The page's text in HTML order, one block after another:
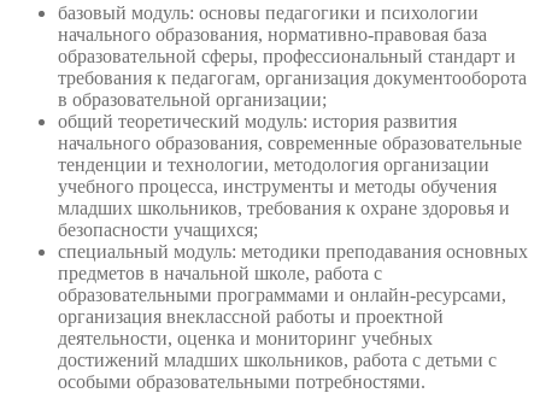
базовый модуль: основы педагогики и психологии
начального образования, нормативно-правовая база
образовательной сферы, профессиональный стандарт и
требования к педагогам, организация документооборота
в образовательной организации;
общий теоретический модуль: история развития
начального образования, современные образовательные
тенденции и технологии, методология организации
учебного процесса, инструменты и методы обучения
младших школьников, требования к охране здоровья и
безопасности учащихся;
специальный модуль: методики преподавания основных
предметов в начальной школе, работа с
образовательными программами и онлайн-ресурсами,
организация внеклассной работы и проектной
деятельности, оценка и мониторинг учебных
достижений младших школьников, работа с детьми с
особыми образовательными потребностями.